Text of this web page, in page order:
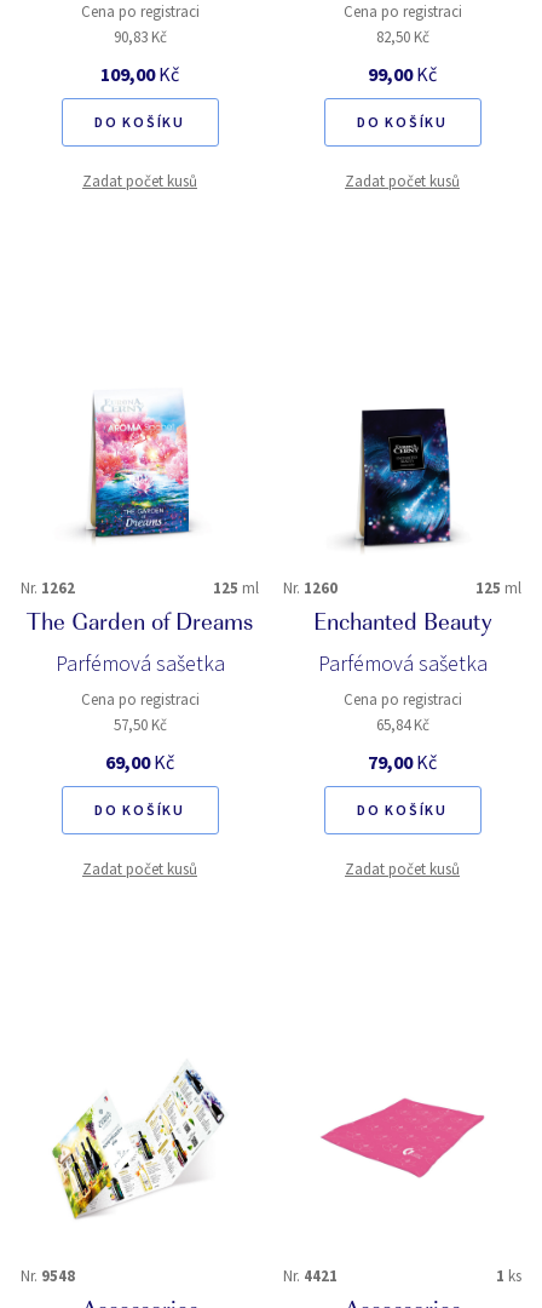
Cena po registraci
90,83 Kč
109,00Kč
DO KOŠÍKU
Zadat počet kusů
Cena po registraci
82,50 Kč
99,00Kč
DO KOŠÍKU
Zadat počet kusů
Nr. 1262 125 ml
The Garden of Dreams
Parfémová sašetka
Cena po registraci
57,50 Kč
69,00Kč
DO KOŠÍKU
Zadat počet kusů
Nr. 1260 125 ml
Enchanted Beauty
Parfémová sašetka
Cena po registraci
65,84 Kč
79,00Kč
DO KOŠÍKU
Zadat počet kusů
Nr. 9548 Nr. 4421 1 ks